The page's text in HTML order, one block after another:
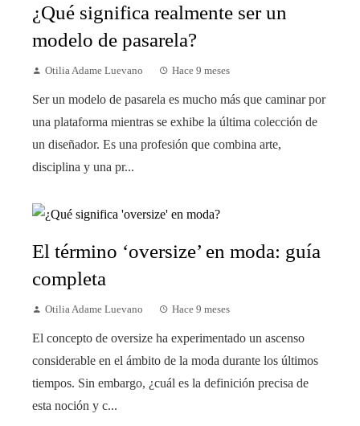
¿Qué significa realmente ser un
modelo de pasarela?
Otilia Adame Luevano Hace 9 meses
Ser un modelo de pasarela es mucho más que caminar por
una plataforma mientras se exhibe la última colección de
un diseñador. Es una profesión que combina arte,
disciplina y una pr...
El término ‘oversize’ en moda: guía
completa
Otilia Adame Luevano Hace 9 meses
El concepto de oversize ha experimentado un ascenso
considerable en el ámbito de la moda durante los últimos
tiempos. Sin embargo, ¿cuál es la definición precisa de
esta noción y c...